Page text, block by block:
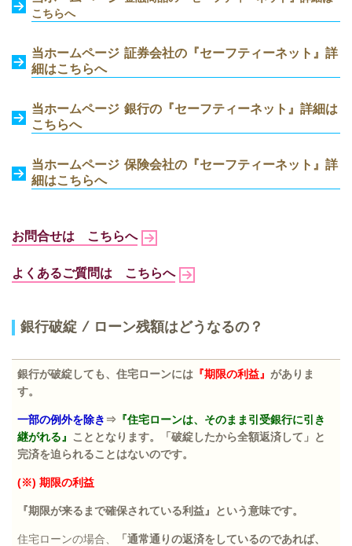
こちらへ
当ホームページ 証券会社の『セーフティーネット』詳
細はこちらへ
当ホームページ 銀行の『セーフティーネット』詳細は
こちらへ
当ホームページ 保険会社の『セーフティーネット』詳
細はこちらへ
お問合せは こちらへ
よくあるご質問は こちらへ
銀行破綻 / ローン残額はどうなるの？
銀行が破綻しても、住宅ローンには 『期限の利益』 がありま
す。
一部の例外を除き ⇒ 『住宅ローンは、そのまま引受銀行に引き
継がれる』 こととなります。「破綻したから全額返済して」と
完済を迫られることはないのです。
(※) 期限の利益
『期限が来るまで確保されている利益』という意味です。
住宅ローンの場合、
「通常通りの返済をしているのであれば、